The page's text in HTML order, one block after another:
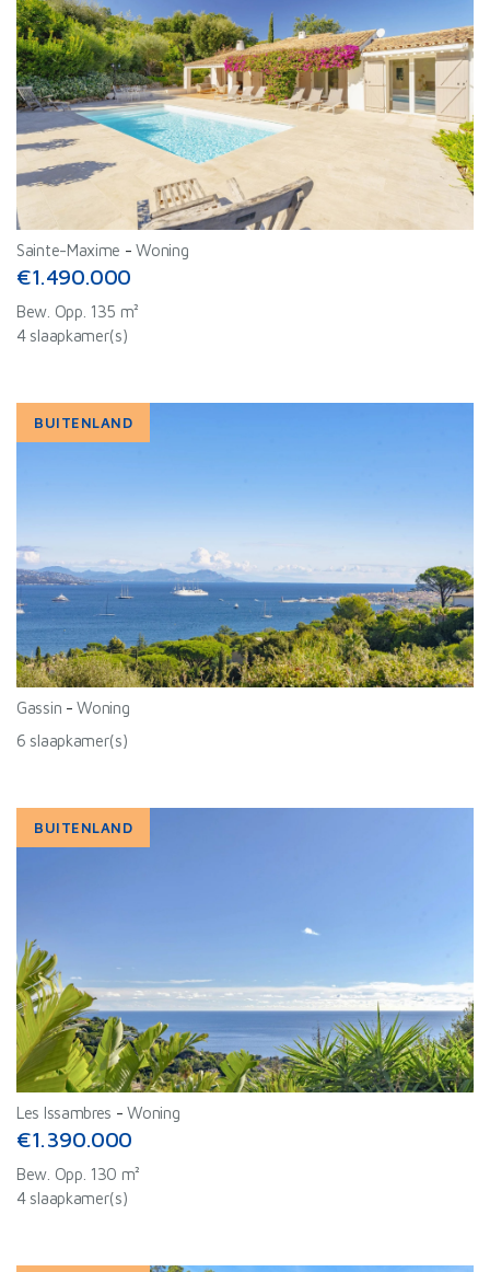
Sainte-Maxime -Woning
€1.490.000
Bew. Opp. 135 m²
4 slaapkamer(s)
BUITENLAND
Gassin -Woning
6 slaapkamer(s)
BUITENLAND
Les Issambres -Woning
€1.390.000
Bew. Opp. 130 m²
4 slaapkamer(s)